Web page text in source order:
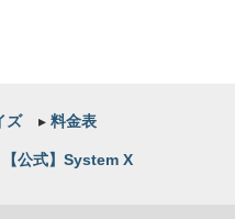
ズ ▸料金表
公式】System X